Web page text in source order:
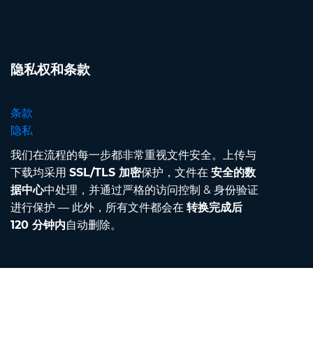
隐私权和条款
条款
隐私
我们在流程的每一步都非常重视文件安全。上传与
下载均采用 SSL/TLS 加密保护，文件在 安全的数
据中心中处理，并通过严格的访问控制 & 身份验证
进行保护 — 此外，所有文件都会在 转换完成后
120 分钟内自动删除。